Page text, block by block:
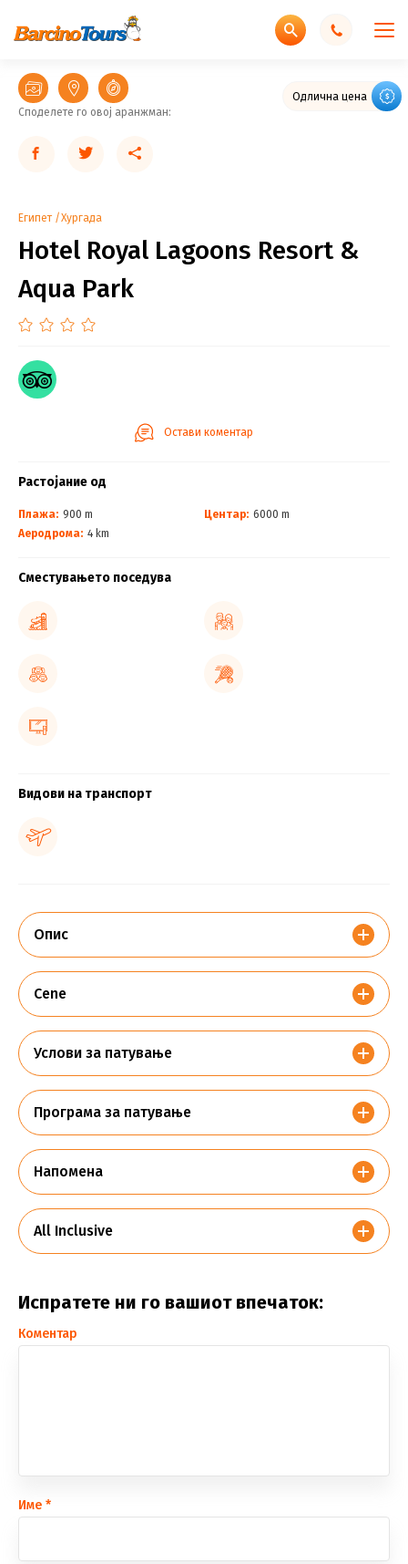
Одлична цена
Naša preporuka
Споделете го овој аранжман:
Египет Хургада
Hotel Royal Lagoons Resort &
Aqua Park
Остави коментар
Растојание од
Плажа: 900 m Центар: 6000 m
Аеродрома: 4 km
Сместувањето поседува
Видови на транспорт
Опис
Cene
Услови за патување
Програма за патување
Напомена
All Inclusive
Испратете ни го вашиот впечаток:
Коментар
Име *